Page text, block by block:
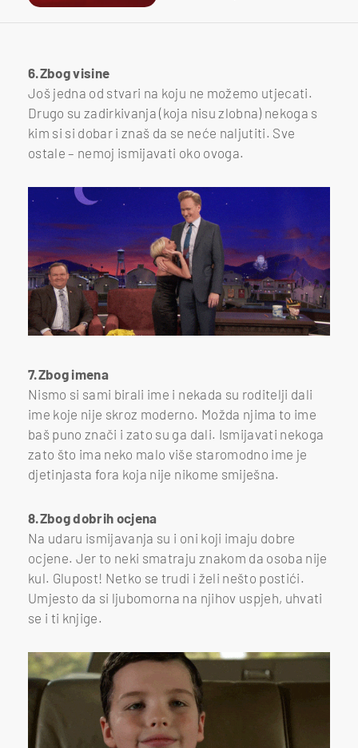
6.Zbog visine
Još jedna od stvari na koju ne možemo utjecati.
Drugo su zadirkivanja (koja nisu zlobna) nekoga s
kim si si dobar i znaš da se neće naljutiti. Sve
ostale – nemoj ismijavati oko ovoga.
7.Zbog imena
Nismo si sami birali ime i nekada su roditelji dali
ime koje nije skroz moderno. Možda njima to ime
baš puno znači i zato su ga dali. Ismijavati nekoga
zato što ima neko malo više staromodno ime je
djetinjasta fora koja nije nikome smiješna.
8.Zbog dobrih ocjena
Na udaru ismijavanja su i oni koji imaju dobre
ocjene. Jer to neki smatraju znakom da osoba nije
kul. Glupost! Netko se trudi i želi nešto postići.
Umjesto da si ljubomorna na njihov uspjeh, uhvati
se i ti knjige.